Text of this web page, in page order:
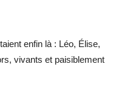
enfin là : Léo, Élise,
vivants et paisiblement